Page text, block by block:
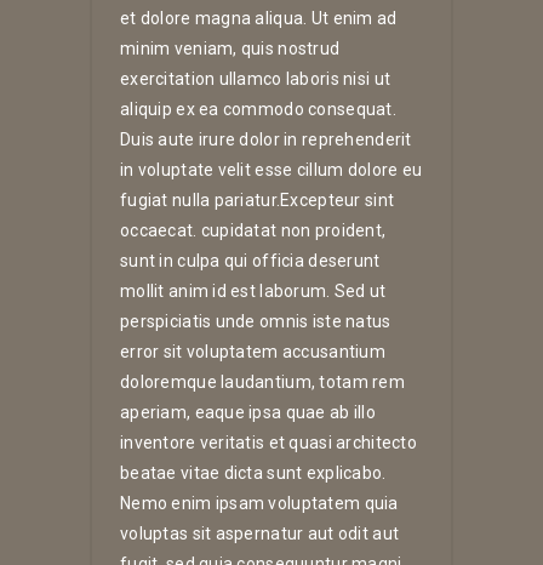
et dolore magna aliqua. Ut enim ad
minim veniam, quis nostrud
exercitation ullamco laboris nisi ut
aliquip ex ea commodo consequat.
Duis aute irure dolor in reprehenderit
in voluptate velit esse cillum dolore eu
fugiat nulla pariatur.Excepteur sint
occaecat. cupidatat non proident,
sunt in culpa qui officia deserunt
mollit anim id est laborum. Sed ut
perspiciatis unde omnis iste natus
error sit voluptatem accusantium
doloremque laudantium, totam rem
aperiam, eaque ipsa quae ab illo
inventore veritatis et quasi architecto
beatae vitae dicta sunt explicabo.
Nemo enim ipsam voluptatem quia
voluptas sit aspernatur aut odit aut